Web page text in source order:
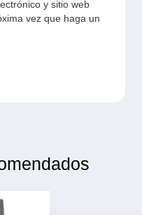
y sitio web
vez que haga un